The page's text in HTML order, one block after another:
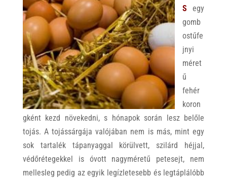
S egy
gomb
ostűfe
jnyi
méret
ű
fehér
koron
gként kezd növekedni, s hónapok során lesz belőle
tojás. A tojássárgája valójában nem is más, mint egy
sok tartalék tápanyaggal körülvett, szilárd héjjal,
védőrétegekkel is óvott nagyméretű petesejt, nem
mellesleg pedig az egyik legízletesebb és legtáplálóbb